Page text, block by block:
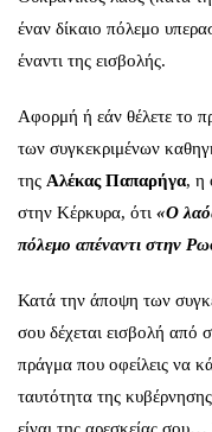
έναν δίκαιο πόλεμο
έναντι της εισβολής.
Αφορμή ή εάν θέλετε το
των συγκεκριμένων
της Αλέκας Παπαρήγα, η
στην Κέρκυρα, ότι «Ο
πόλεμο απέναντι στην
Κατά την άποψη των
σου δέχεται εισβολή από
πράγμα που οφείλεις να
ταυτότητα της
είναι της αρεσκείας σου…